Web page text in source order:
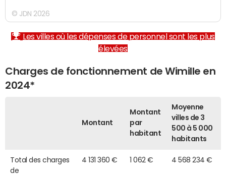
© JDN 2026
Les villes où les dépenses de personnel sont les plus
élevées
Charges de fonctionnement de Wimille en
2024*
Montant
Montant
par
habitant
Moyenne
villes de 3
500 à 5 000
habitants
Total des charges
de
4 131 360 € 1 062 € 4 568 234 €